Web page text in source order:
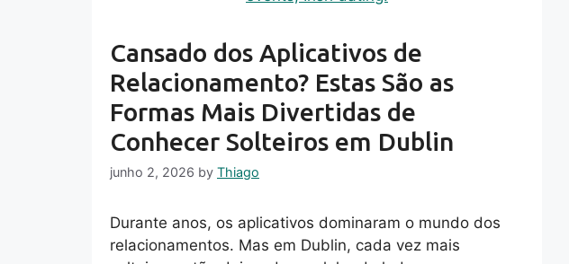
Cansado dos Aplicativos de
Relacionamento? Estas São as
Formas Mais Divertidas de
Conhecer Solteiros em Dublin
junho 2, 2026 by Thiago
Durante anos, os aplicativos dominaram o mundo dos
relacionamentos. Mas em Dublin, cada vez mais